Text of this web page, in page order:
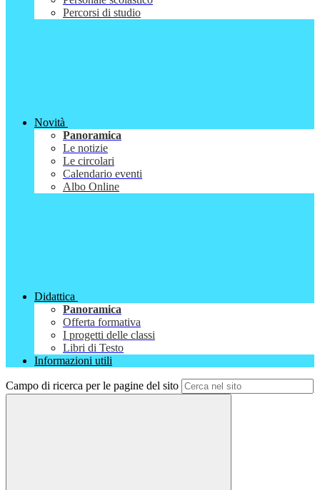
Percorsi di studio
Novità
Panoramica
Le notizie
Le circolari
Calendario eventi
Albo Online
Didattica
Panoramica
Offerta formativa
I progetti delle classi
Libri di Testo
Informazioni utili
Campo di ricerca per le pagine del sito